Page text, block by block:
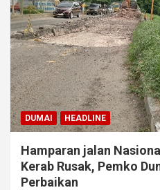
DUMAI HEADLINE
Hamparan jalan
Kerab Rusak, Pemko
Perbaikan